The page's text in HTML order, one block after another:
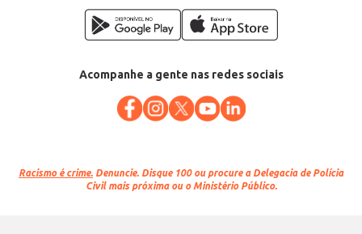
Acompanhe a gente nas redes sociais
Racismo é crime. Denuncie. Disque 100 ou procure a Delegacia de Polícia
Civil mais próxima ou o Ministério Público.